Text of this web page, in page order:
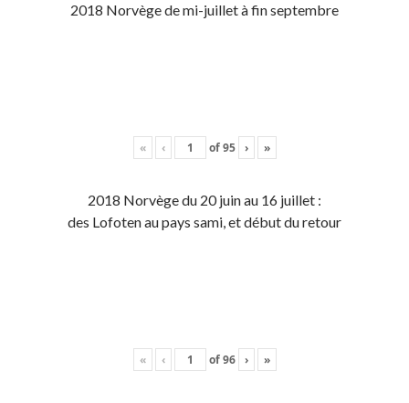
2018 Norvège de mi-juillet à fin septembre
« ‹ of95 › »
2018 Norvège du 20 juin au 16 juillet :
des Lofoten au pays sami, et début du retour
« ‹ of96 › »